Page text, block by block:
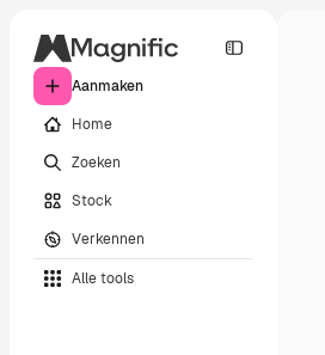
Aanmaken
Home
Zoeken
Stock
Verkennen
Alle tools